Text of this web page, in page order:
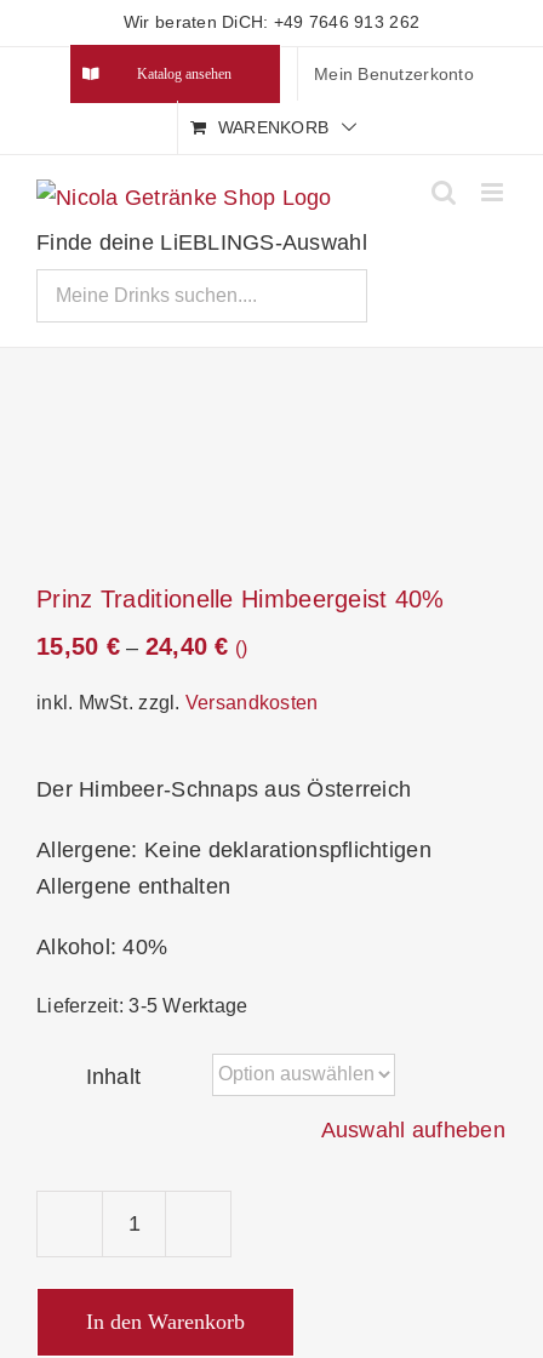
Wir beraten DiCH: +49 7646 913 262
Katalog ansehen Mein Benutzerkonto
WARENKORB
Finde deine LiEBLINGS-Auswahl
Prinz Traditionelle Himbeergeist 40%
15,50 €– 24,40€
inkl. MwSt. zzgl. Versandkosten
Der Himbeer-Schnaps aus Österreich
Allergene: Keine deklarationspflichtigen
Allergene enthalten
Alkohol: 40%
Lieferzeit:3-5 Werktage
Inhalt
Auswahl aufheben
Himbeergeist
In den Warenkorb